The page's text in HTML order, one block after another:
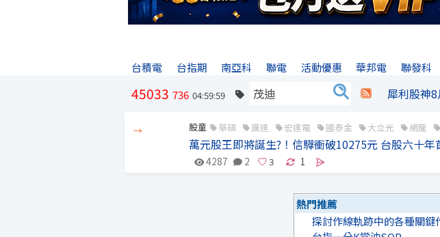
台積電 台指期 南亞科 聯電 活動優惠 華邦電 聯發科
45033 736 04:59:59 犀利股神
→ 股童 華碩 廣達 宏達電 國泰金 大立光 網龍
萬元股王即將誕生?！信驊衝破10275元 台股六十
4287 2 1
熱門推薦
探討作線軌跡中的各種關鍵